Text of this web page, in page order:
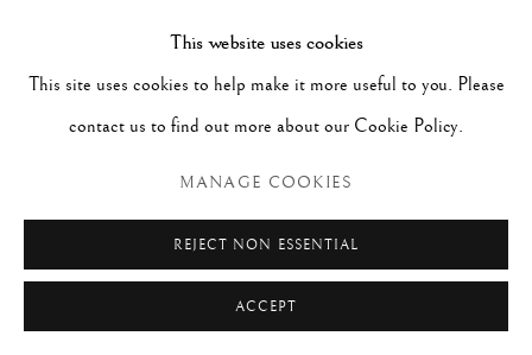
This website uses cookies
This site uses cookies to help make it more useful to you. Please
contact us to find out more about our Cookie Policy.
MANAGE COOKIES
REJECT NON ESSENTIAL
ACCEPT